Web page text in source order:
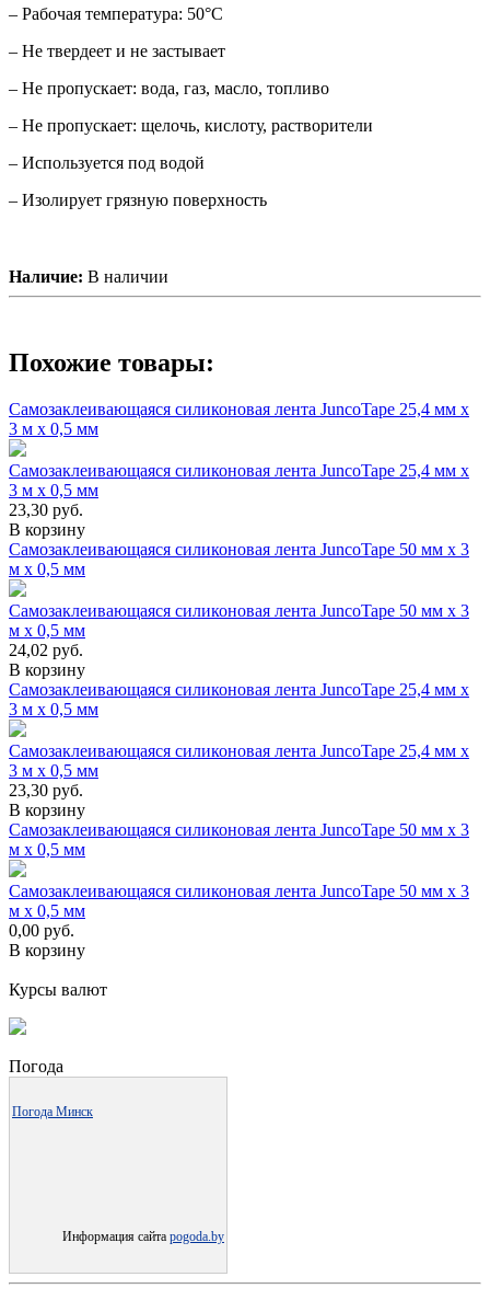
– Рабочая температура: 50°C
– Не твердеет и не застывает
– Не пропускает: вода, газ, масло, топливо
– Не пропускает: щелочь, кислоту, растворители
– Используется под водой
– Изолирует грязную поверхность
Наличие: В наличии
Похожие товары:
Самозаклеивающаяся силиконовая лента JuncoTape 25,4 мм x
3 м x 0,5 мм
Самозаклеивающаяся силиконовая лента JuncoTape 25,4 мм x
3 м x 0,5 мм
23,30 руб.
В корзину
Самозаклеивающаяся силиконовая лента JuncoTape 50 мм x 3
м x 0,5 мм
Самозаклеивающаяся силиконовая лента JuncoTape 50 мм x 3
м x 0,5 мм
24,02 руб.
В корзину
Самозаклеивающаяся силиконовая лента JuncoTape 25,4 мм x
3 м x 0,5 мм
Самозаклеивающаяся силиконовая лента JuncoTape 25,4 мм x
3 м x 0,5 мм
23,30 руб.
В корзину
Самозаклеивающаяся силиконовая лента JuncoTape 50 мм x 3
м x 0,5 мм
Самозаклеивающаяся силиконовая лента JuncoTape 50 мм x 3
м x 0,5 мм
0,00 руб.
В корзину
Курсы валют
Погода
Погода Минск
Информация сайта pogoda.by